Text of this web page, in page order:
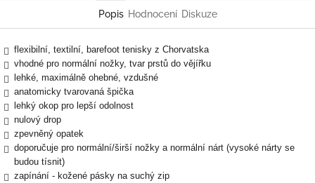
Popis Hodnocení Diskuze
flexibilní, textilní, barefoot tenisky z Chorvatska
vhodné pro normální nožky, tvar prstů do vějířku
lehké, maximálně ohebné, vzdušné
anatomicky tvarovaná špička
lehký okop pro lepší odolnost
nulový drop
zpevněný opatek
doporučuje pro normální/širší nožky a normální nárt (vysoké nárty se
budou tísnit)
zapínání - kožené pásky na suchý zip